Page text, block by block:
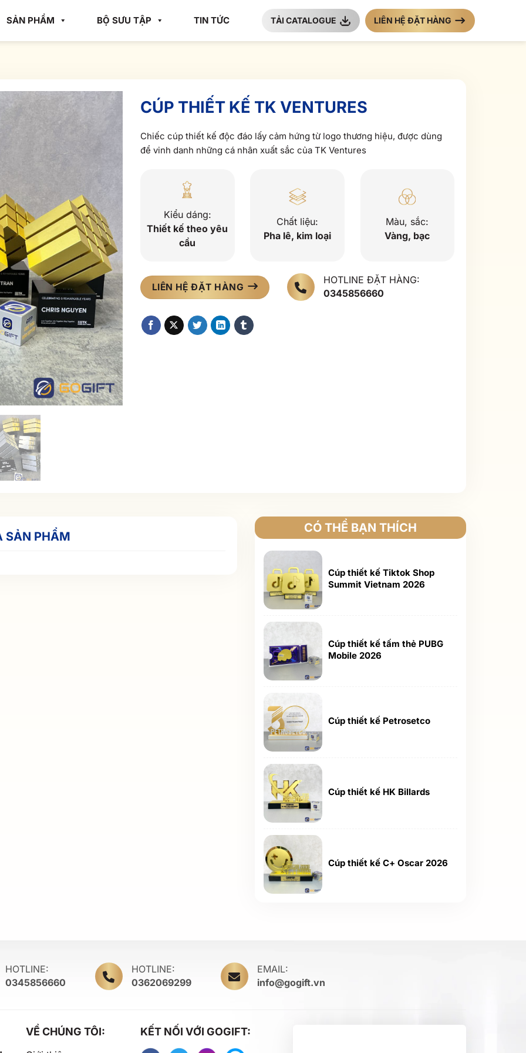
SẢN PHẨM BỘ SƯU TẬP TIN TỨC TẢI CATALOGUE LIÊN HỆ ĐẶT HÀNG
CÚP THIẾT KẾ TK VENTURES
Chiếc cúp thiết kế độc đáo lấy cảm hứng từ logo thương hiệu, được dùng
để vinh danh những cá nhân xuất sắc của TK Ventures
Kiểu dáng:
Thiết kế theo yêu
cầu
Chất liệu:
Pha lê, kim loại
Màu, sắc:
Vàng, bạc
LIÊN HỆ ĐẶT HÀNG
HOTLINE ĐẶT HÀNG:
0345856660
SẢN PHẨM
CÓ THỂ BẠN THÍCH
Cúp thiết kế Tiktok Shop
Summit Vietnam 2026
Cúp thiết kế tấm thẻ PUBG
Mobile 2026
Cúp thiết kế Petrosetco
Cúp thiết kế HK Billards
Cúp thiết kế C+ Oscar 2026
HOTLINE:
0345856660
HOTLINE:
0362069299
EMAIL:
info@gogift.vn
VỀ CHÚNG TÔI: KẾT NỐI VỚI GOGIFT: